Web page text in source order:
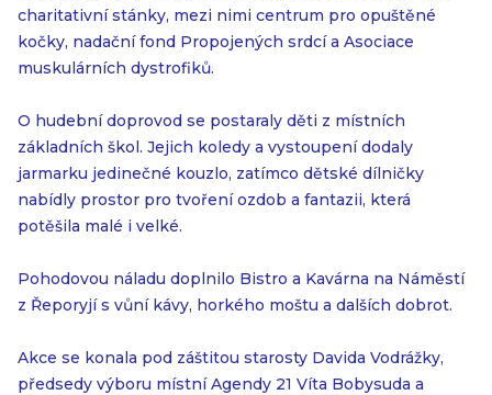
charitativní stánky, mezi nimi centrum pro opuštěné
kočky, nadační fond Propojených srdcí a Asociace
muskulárních dystrofiků.
O hudební doprovod se postaraly děti z místních
základních škol. Jejich koledy a vystoupení dodaly
jarmarku jedinečné kouzlo, zatímco dětské dílničky
nabídly prostor pro tvoření ozdob a fantazii, která
potěšila malé i velké.
Pohodovou náladu doplnilo Bistro a Kavárna na Náměstí
z Řeporyjí s vůní kávy, horkého moštu a dalších dobrot.
Akce se konala pod záštitou starosty Davida Vodrážky,
předsedy výboru místní Agendy 21 Víta Bobysuda a